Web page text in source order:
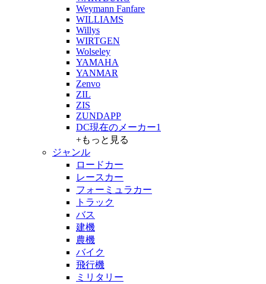
Weymann Fanfare
WILLIAMS
Willys
WIRTGEN
Wolseley
YAMAHA
YANMAR
Zenvo
ZIL
ZIS
ZUNDAPP
DC現在のメーカー1
+もっと見る
ジャンル
ロードカー
レースカー
フォーミュラカー
トラック
バス
建機
農機
バイク
飛行機
ミリタリー